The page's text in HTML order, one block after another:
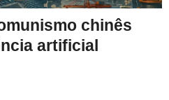
chinês
artificial